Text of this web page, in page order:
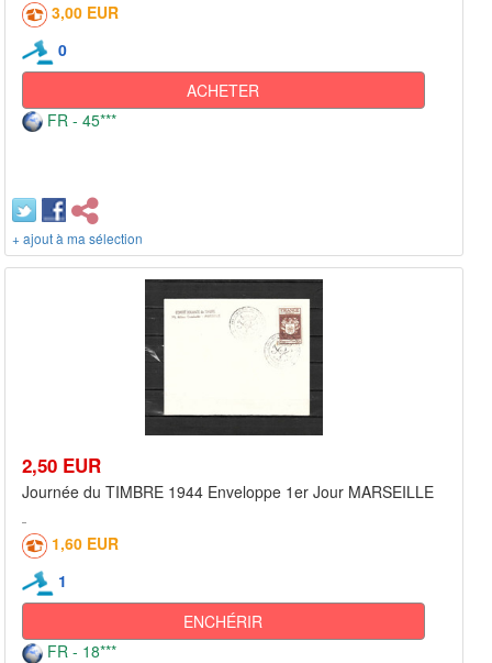
3,00 EUR
0
ACHETER
FR - 45***
+ ajout à ma sélection
2,50 EUR
Journée du TIMBRE 1944 Enveloppe 1er Jour MARSEILLE
1,60 EUR
1
ENCHÉRIR
FR - 18***